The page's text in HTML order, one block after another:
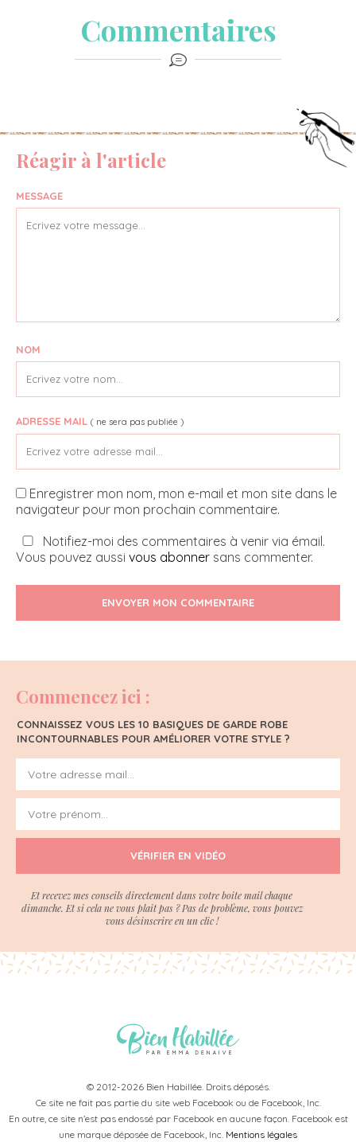
Commentaires
Réagir à l'article
MESSAGE
NOM
ADRESSE MAIL ( ne sera pas publiée )
Enregistrer mon nom, mon e-mail et mon site dans le
navigateur pour mon prochain commentaire.
Notifiez-moi des commentaires à venir via émail.
Vous pouvez aussi vous abonner sans commenter.
ENVOYER MON COMMENTAIRE
Commencez ici :
CONNAISSEZ VOUS LES 10 BASIQUES DE GARDE ROBE
INCONTOURNABLES POUR AMÉLIORER VOTRE STYLE ?
VÉRIFIER EN VIDÉO
Et recevez mes conseils directement dans votre boite mail chaque
dimanche. Et si cela ne vous plait pas ? Pas de problème, vous pouvez
vous désinscrire en un clic !
© 2012-2026 Bien Habillée. Droits déposés.
Ce site ne fait pas partie du site web Facebook ou de Facebook, Inc.
En outre, ce site n’est pas endossé par Facebook en aucune façon. Facebook est
une marque déposée de Facebook, Inc. Mentions légales